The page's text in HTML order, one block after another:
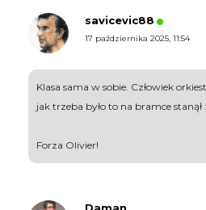
savicevic88
17 października 2025, 11:54
Klasa sama w sobie. Człowiek
jak trzeba było to na bramce stanął
Forza Olivier!